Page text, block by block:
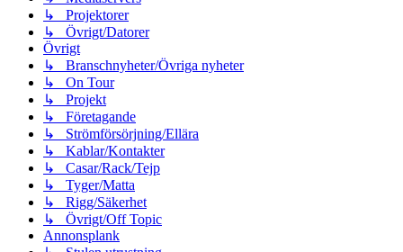
↳ Projektorer
↳ Övrigt/Datorer
Övrigt
↳ Branschnyheter/Övriga nyheter
↳ On Tour
↳ Projekt
↳ Företagande
↳ Strömförsörjning/Ellära
↳ Kablar/Kontakter
↳ Casar/Rack/Tejp
↳ Tyger/Matta
↳ Rigg/Säkerhet
↳ Övrigt/Off Topic
Annonsplank